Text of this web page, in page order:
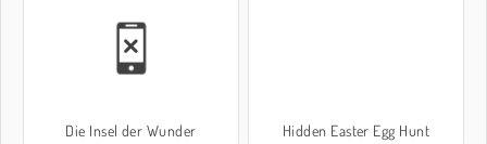
Die Insel der Wunder Hidden Easter Egg Hunt